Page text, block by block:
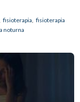
fisioterapia, fisioterapia
noturna